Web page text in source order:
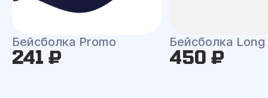
Бейсболка Promo
241 ₽
Бейсболка
450 ₽